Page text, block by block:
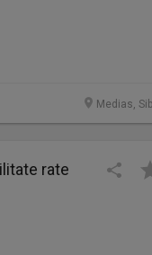
Medias,
rate